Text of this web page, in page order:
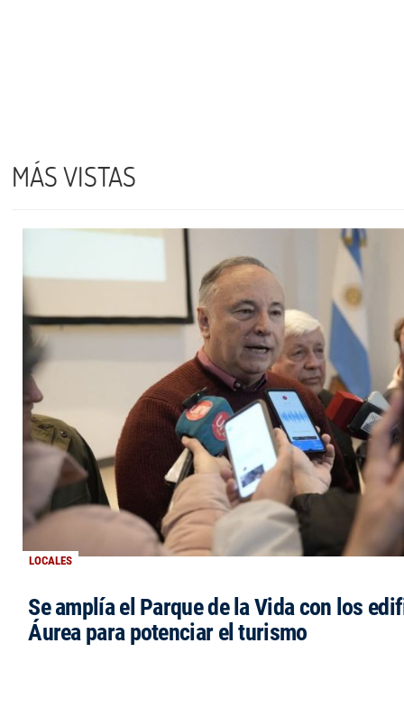
MÁS VISTAS
LOCALES
Se amplía el Parque de la Vida con los
Áurea para potenciar el turismo